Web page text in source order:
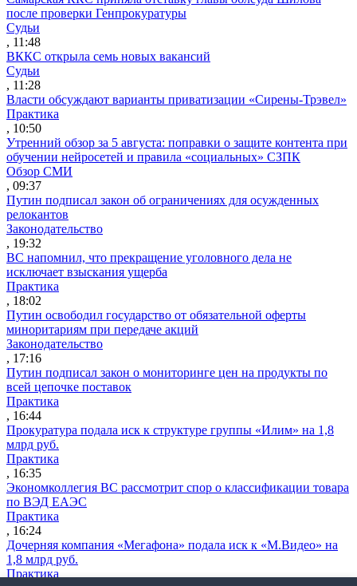
после проверки Генпрокуратуры
Судьи
, 11:48
ВККС открыла семь новых вакансий
Судьи
, 11:28
Власти обсуждают варианты приватизации «Сирены-Трэвел»
Практика
, 10:50
Утренний обзор за 5 августа: поправки о защите контента при
обучении нейросетей и правила «социальных» СЗПК
Обзор СМИ
, 09:37
Путин подписал закон об ограничениях для осужденных
релокантов
Законодательство
, 19:32
ВС напомнил, что прекращение уголовного дела не
исключает взыскания ущерба
Практика
, 18:02
Путин освободил государство от обязательной оферты
миноритариям при передаче акций
Законодательство
, 17:16
Путин подписал закон о мониторинге цен на продукты по
всей цепочке поставок
Практика
, 16:44
Прокуратура подала иск к структуре группы «Илим» на 1,8
млрд руб.
Практика
, 16:35
Экономколлегия ВС рассмотрит спор о классификации товара
по ВЭД ЕАЭС
Практика
, 16:24
Дочерняя компания «Мегафона» подала иск к «М.Видео» на
1,8 млрд руб.
Практика